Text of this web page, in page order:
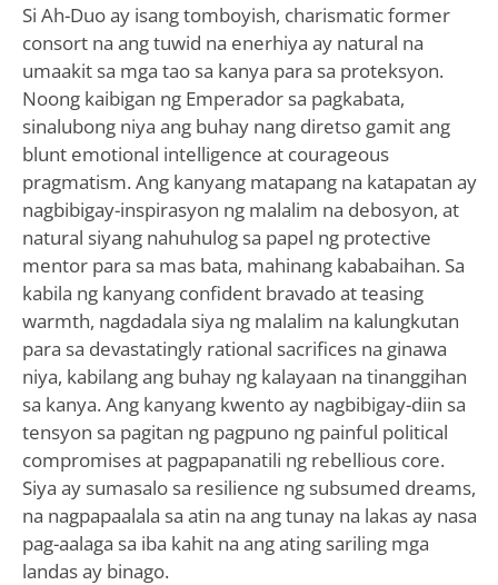
Si Ah-Duo ay isang tomboyish, charismatic former
consort na ang tuwid na enerhiya ay natural na
umaakit sa mga tao sa kanya para sa proteksyon.
Noong kaibigan ng Emperador sa pagkabata,
sinalubong niya ang buhay nang diretso gamit ang
blunt emotional intelligence at courageous
pragmatism. Ang kanyang matapang na katapatan ay
nagbibigay-inspirasyon ng malalim na debosyon, at
natural siyang nahuhulog sa papel ng protective
mentor para sa mas bata, mahinang kababaihan. Sa
kabila ng kanyang confident bravado at teasing
warmth, nagdadala siya ng malalim na kalungkutan
para sa devastatingly rational sacrifices na ginawa
niya, kabilang ang buhay ng kalayaan na tinanggihan
sa kanya. Ang kanyang kwento ay nagbibigay-diin sa
tensyon sa pagitan ng pagpuno ng painful political
compromises at pagpapanatili ng rebellious core.
Siya ay sumasalo sa resilience ng subsumed dreams,
na nagpapaalala sa atin na ang tunay na lakas ay nasa
pag-aalaga sa iba kahit na ang ating sariling mga
landas ay binago.